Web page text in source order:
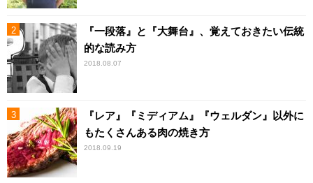
『一段落』と『大舞台』、覚えておきたい伝統
的な読み方
2018.08.07
『レア』『ミディアム』『ウェルダン』以外に
もたくさんある肉の焼き方
2018.09.19